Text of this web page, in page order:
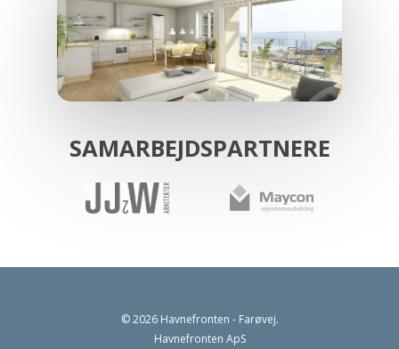
SAMARBEJDSPARTNERE
© 2026 Havnefronten - Farøvej.
Havnefronten ApS